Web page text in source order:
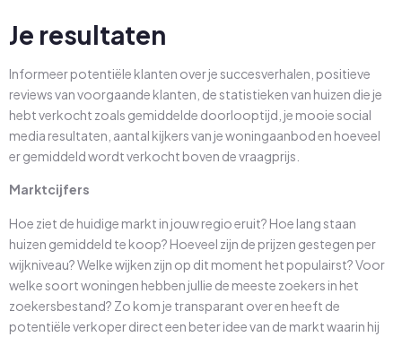
Je resultaten
Informeer potentiële klanten over je succesverhalen, positieve
reviews van voorgaande klanten, de statistieken van huizen die je
hebt verkocht zoals gemiddelde doorlooptijd, je mooie social
media resultaten, aantal kijkers van je woningaanbod en hoeveel
er gemiddeld wordt verkocht boven de vraagprijs.
Marktcijfers
Hoe ziet de huidige markt in jouw regio eruit? Hoe lang staan
huizen gemiddeld te koop? Hoeveel zijn de prijzen gestegen per
wijkniveau? Welke wijken zijn op dit moment het populairst? Voor
welke soort woningen hebben jullie de meeste zoekers in het
zoekersbestand? Zo kom je transparant over en heeft de
potentiële verkoper direct een beter idee van de markt waarin hij